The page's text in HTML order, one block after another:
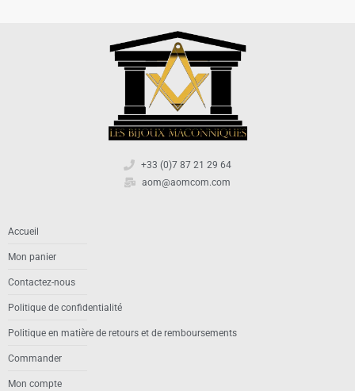
+33 (0)7 87 21 29 64
aom@aomcom.com
Accueil
Mon panier
Contactez-nous
Politique de confidentialité
Politique en matière de retours et de remboursements
Commander
Mon compte